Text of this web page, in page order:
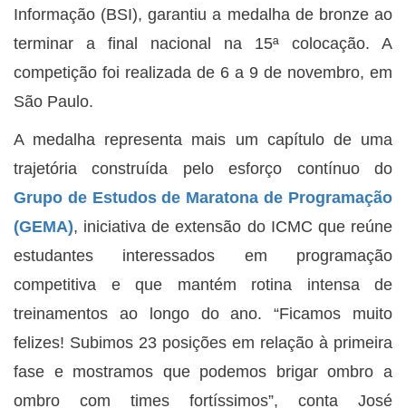
Informação (BSI), garantiu a medalha de bronze ao
terminar a final nacional na 15ª colocação. A
competição foi realizada de 6 a 9 de novembro, em
São Paulo.
A medalha representa mais um capítulo de uma
trajetória construída pelo esforço contínuo do
Grupo de Estudos de Maratona de Programação
(GEMA), iniciativa de extensão do ICMC que reúne
estudantes interessados em programação
competitiva e que mantém rotina intensa de
treinamentos ao longo do ano. “Ficamos muito
felizes! Subimos 23 posições em relação à primeira
fase e mostramos que podemos brigar ombro a
ombro com times fortíssimos”, conta José